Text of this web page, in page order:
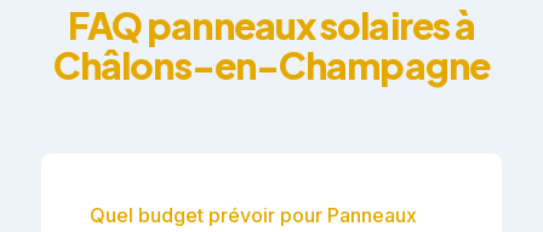
FAQ panneaux solaires à
Châlons-en-Champagne
Quel budget prévoir pour Panneaux